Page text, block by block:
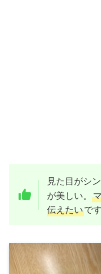
見た目がシン
が美しい。
伝えたいで